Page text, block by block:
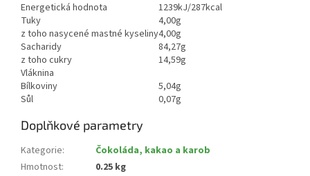
Energetická hodnota
1239kJ/287kcal
Tuky
4,00g
z toho nasycené mastné kyseliny4,00g
Sacharidy
84,27g
z toho cukry
14,59g
Vláknina
Bílkoviny
5,04g
Sůl
0,07g
Doplňkové parametry
Kategorie:
Čokoláda, kakao a karob
Hmotnost:
0.25 kg